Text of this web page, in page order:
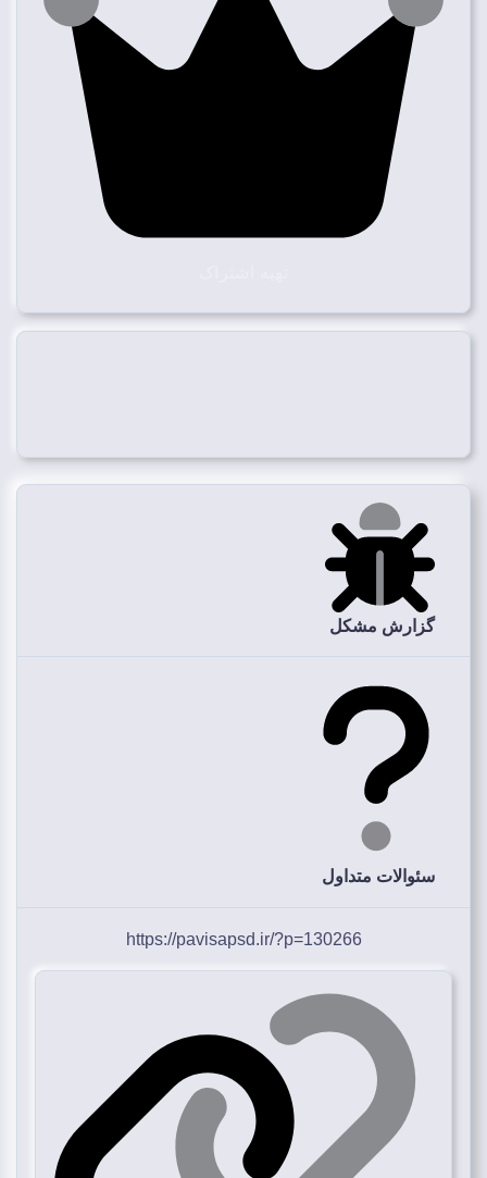
گزارش مشکل
سئوالات متداول
https://pavisapsd.ir/?p=130266